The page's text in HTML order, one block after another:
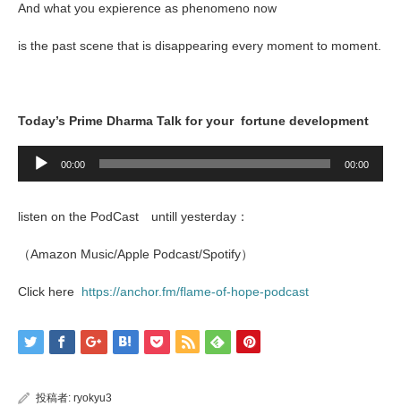
And what you expierence as phenomeno now
is the past scene that is disappearing every moment to moment.
Today’s Prime Dharma Talk for your fortune development
プ
ヤ
00:00 00:00
listen on the PodCast untill yesterday：
（Amazon Music/Apple Podcast/Spotify）
Click here https://anchor.fm/flame-of-hope-podcast
投稿者: ryokyu3